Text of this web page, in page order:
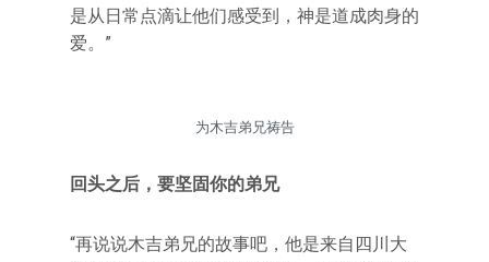
是从日常点滴让他们感受到，神是道成肉身的
爱。”
为木吉弟兄祷告
回头之后，要坚固你的弟兄
“再说说木吉弟兄的故事吧，他是来自四川大